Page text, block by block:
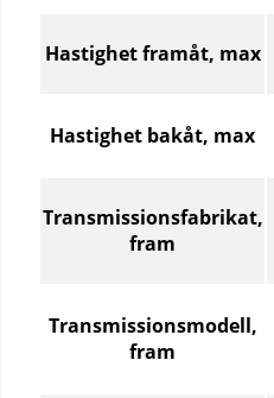
Hastighet framåt, max
Hastighet bakåt, max
Transmissionsfabrikat,
fram
Transmissionsmodell,
fram